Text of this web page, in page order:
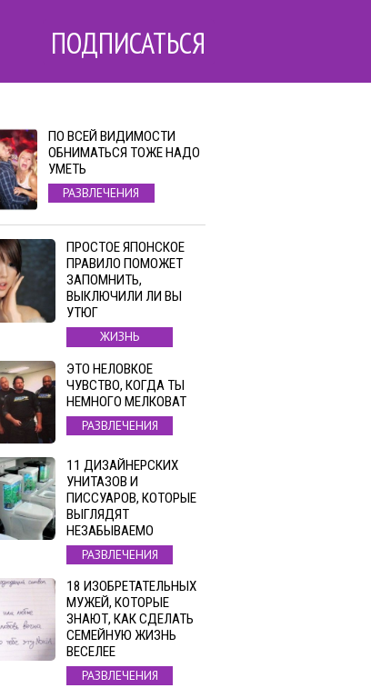
ПОДПИСАТЬСЯ
ПО ВСЕЙ ВИДИМОСТИ
ОБНИМАТЬСЯ ТОЖЕ НАДО
УМЕТЬ
РАЗВЛЕЧЕНИЯ
ПРОСТОЕ ЯПОНСКОЕ
ПРАВИЛО ПОМОЖЕТ
ЗАПОМНИТЬ,
ВЫКЛЮЧИЛИ ЛИ ВЫ
УТЮГ
ЖИЗНЬ
ЭТО НЕЛОВКОЕ
ЧУВСТВО, КОГДА ТЫ
НЕМНОГО МЕЛКОВАТ
РАЗВЛЕЧЕНИЯ
11 ДИЗАЙНЕРСКИХ
УНИТАЗОВ И
ПИССУАРОВ, КОТОРЫЕ
ВЫГЛЯДЯТ
НЕЗАБЫВАЕМО
РАЗВЛЕЧЕНИЯ
18 ИЗОБРЕТАТЕЛЬНЫХ
МУЖЕЙ, КОТОРЫЕ
ЗНАЮТ, КАК СДЕЛАТЬ
СЕМЕЙНУЮ ЖИЗНЬ
ВЕСЕЛЕЕ
РАЗВЛЕЧЕНИЯ